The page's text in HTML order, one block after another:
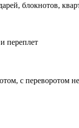
блокнотов,
переплет
с переворотом